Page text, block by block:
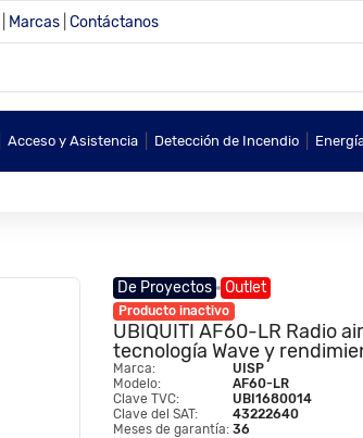
Marcas Contáctanos
Acceso y Asistencia Detección de Incendio
De Proyectos Outlet
Producto inactivo
UBIQUITI AF60-LR Radio
tecnología Wave y
Marca:
UISP
Modelo:
AF60-LR
Clave TVC:
UBI1680014
Clave del SAT:
43222640
Meses de garantía: 36